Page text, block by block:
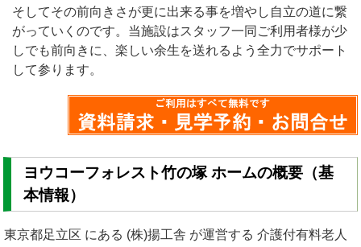
そしてその前向きさが更に出来る事を増やし自立の道に繋
がっていくのです。当施設はスタッフ一同ご利用者様が少
しでも前向きに、楽しい余生を送れるよう全力でサポート
して参ります。
ヨウコーフォレスト竹の塚 ホームの概要（基
本情報）
東京都足立区 にある (株)揚工舎 が運営する 介護付有料老人